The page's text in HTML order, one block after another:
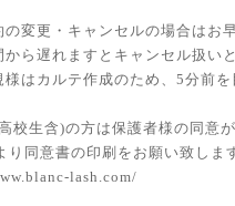
変更・キャンセルの場合はお早
ら遅れますとキャンセル扱い
はカルテ作成のため、5分前を
校生含)の方は保護者様の同意が
り同意書の印刷をお願い致しま
lash.com/